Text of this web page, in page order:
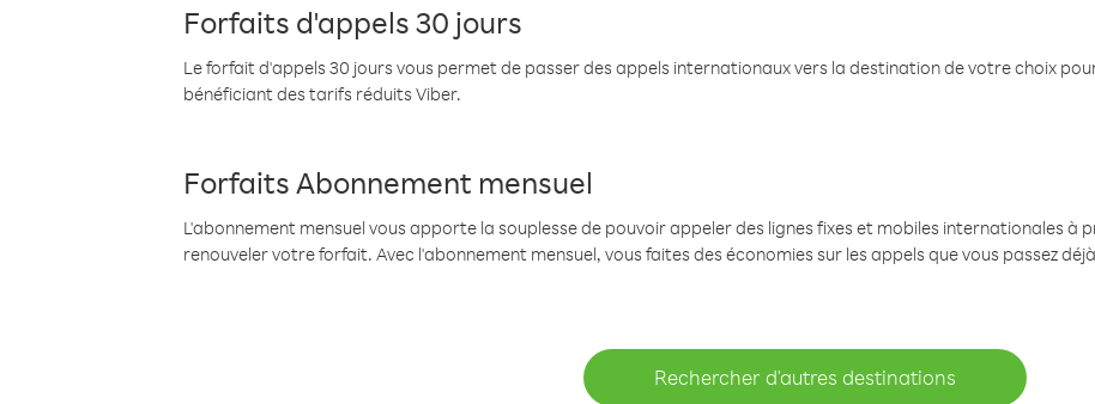
Forfaits d'appels 30 jours
Le forfait d'appels 30 jours vous permet de passer des appels internationaux vers la destination de votre choix
bénéficiant des tarifs réduits Viber.
Forfaits Abonnement mensuel
L'abonnement mensuel vous apporte la souplesse de pouvoir appeler des lignes fixes et mobiles internationales à
renouveler votre forfait. Avec l'abonnement mensuel, vous faites des économies sur les appels que vous passez
Rechercher d'autres destinations